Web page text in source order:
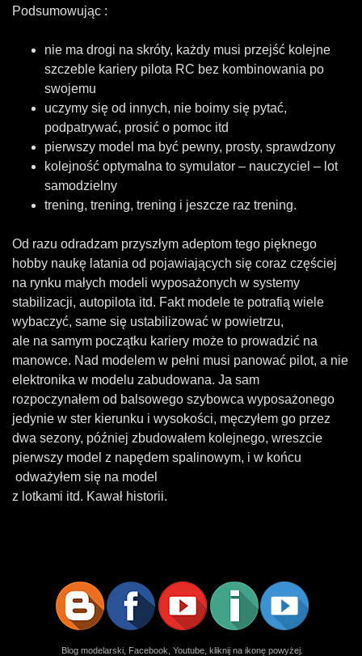
Podsumowując :
nie ma drogi na skróty, każdy musi przejść kolejne
szczeble kariery pilota RC bez kombinowania po
swojemu
uczymy się od innych, nie boimy się pytać,
podpatrywać, prosić o pomoc itd
pierwszy model ma być pewny, prosty, sprawdzony
kolejność optymalna to symulator – nauczyciel – lot
samodzielny
trening, trening, trening i jeszcze raz trening.
Od razu odradzam przyszłym adeptom tego pięknego
hobby naukę latania od pojawiających się coraz częściej
na rynku małych modeli wyposażonych w systemy
stabilizacji, autopilota itd. Fakt modele te potrafią wiele
wybaczyć, same się ustabilizować w powietrzu,
ale na samym początku kariery może to prowadzić na
manowce. Nad modelem w pełni musi panować pilot, a nie
elektronika w modelu zabudowana. Ja sam
rozpoczynałem od balsowego szybowca wyposażonego
jedynie w ster kierunku i wysokości, męczyłem go przez
dwa sezony, później zbudowałem kolejnego, wreszcie
pierwszy model z napędem spalinowym, i w końcu
odważyłem się na model
z lotkami itd. Kawał historii.
Blog modelarski, Facebook, Youtube, kliknij na ikonę powyżej.